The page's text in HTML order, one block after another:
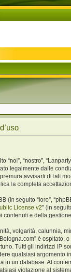
“noi”, “nostro”,
legalmente dalle
avvisarti di tali
la completa
(in seguito “loro”,
License v2” (in
contenuti e della
volgarità, calunnia,
è
Tutti gli indirizzi IP
qualsiasi argomento
in un database. Al
violazione al